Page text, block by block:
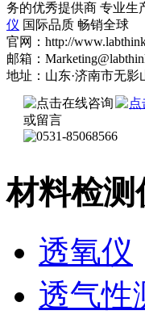
务的优秀提供商 专业生
仪 国际品质 畅销全球
官网：http://
邮箱：
地址：山东·济南市无影
材料检测
透氧仪
透气性